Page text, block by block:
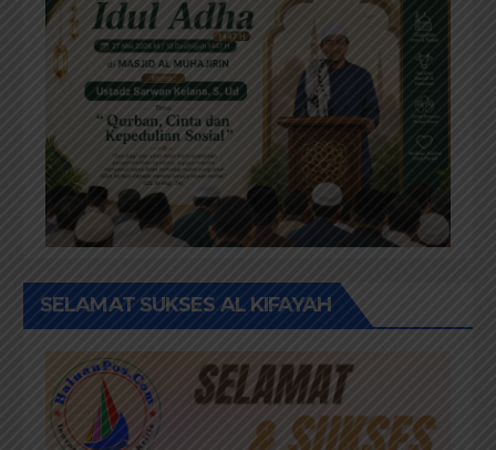
SELAMAT SUKSES AL KIFAYAH